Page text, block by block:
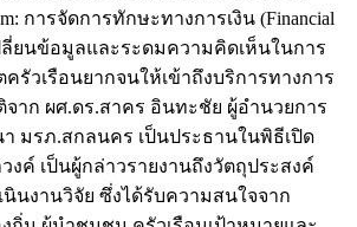
การจัดการทักษะทางการเงิน (Financial
ลี่ยนข้อมูลและระดมความคิดเห็นในการ
วเรือนยากจนให้เข้าถึงบริการทางการ
จาก ผศ.ดร.สาคร อินทะชัย ผู้อำนวยการ
มรภ.สกลนคร เป็นประธานในพิธีเปิด
งค์ เป็นผู้กล่าวรายงานถึงวัตถุประสงค์
นงานวิจัย ซึ่งได้รับความสนใจจาก